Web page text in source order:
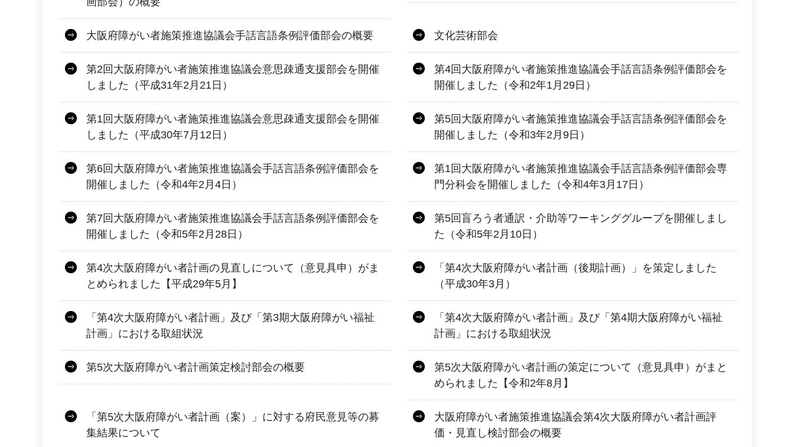
大阪府障がい者施策推進協議会手話言語条例評価部会の概要 文化芸術部会
第2回大阪府障がい者施策推進協議会意思疎通支援部会を開催
しました（平成31年2月21日）
第4回大阪府障がい者施策推進協議会手話言語条例評価部会を
開催しました（令和2年1月29日）
第1回大阪府障がい者施策推進協議会意思疎通支援部会を開催
しました（平成30年7月12日）
第5回大阪府障がい者施策推進協議会手話言語条例評価部会を
開催しました（令和3年2月9日）
第6回大阪府障がい者施策推進協議会手話言語条例評価部会を
開催しました（令和4年2月4日）
第1回大阪府障がい者施策推進協議会手話言語条例評価部会専
門分科会を開催しました（令和4年3月17日）
第7回大阪府障がい者施策推進協議会手話言語条例評価部会を
開催しました（令和5年2月28日）
第5回盲ろう者通訳・介助等ワーキンググループを開催しまし
た（令和5年2月10日）
第4次大阪府障がい者計画の見直しについて（意見具申）がま
とめられました【平成29年5月】
「第4次大阪府障がい者計画（後期計画）」を策定しました
（平成30年3月）
「第4次大阪府障がい者計画」及び「第3期大阪府障がい福祉
計画」における取組状況
「第4次大阪府障がい者計画」及び「第4期大阪府障がい福祉
計画」における取組状況
第5次大阪府障がい者計画策定検討部会の概要
第5次大阪府障がい者計画の策定について（意見具申）がまと
められました【令和2年8月】
「第5次大阪府障がい者計画（案）」に対する府民意見等の募
集結果について
大阪府障がい者施策推進協議会第4次大阪府障がい者計画評
価・見直し検討部会の概要